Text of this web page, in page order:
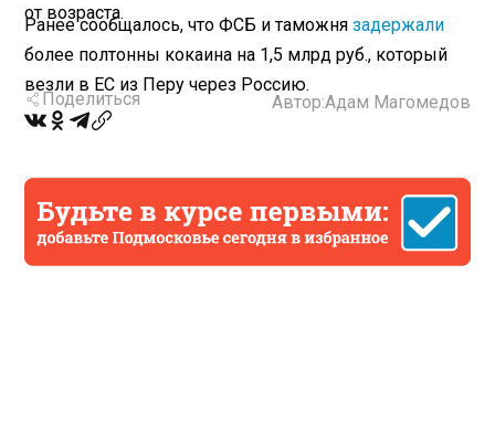
от возраста.
Ранее сообщалось, что ФСБ и таможнязадержали
более полтонны кокаина на 1,5 млрд руб., который
везли в ЕС из Перу через Россию.
Поделиться Автор:Адам Магомедов